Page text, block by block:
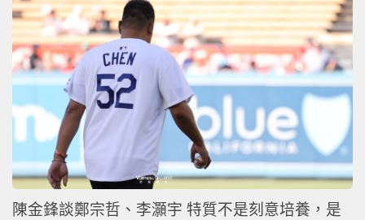
陳金鋒談鄭宗哲、李灝宇 特質不是刻意培養，是